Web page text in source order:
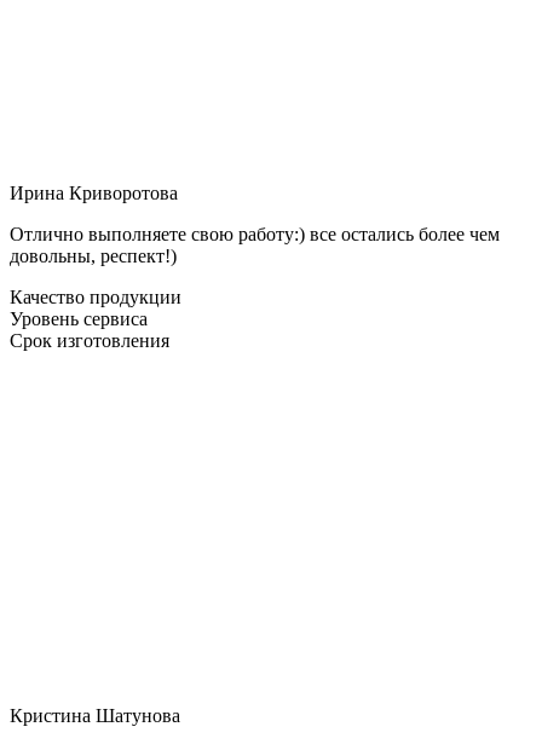
Ирина Криворотова
Отлично выполняете свою работу:) все остались более чем
довольны, респект!)
Качество продукции
Уровень сервиса
Срок изготовления
Кристина Шатунова